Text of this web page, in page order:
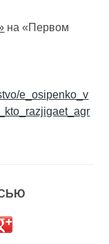
на «Первом
e_osipenko_v